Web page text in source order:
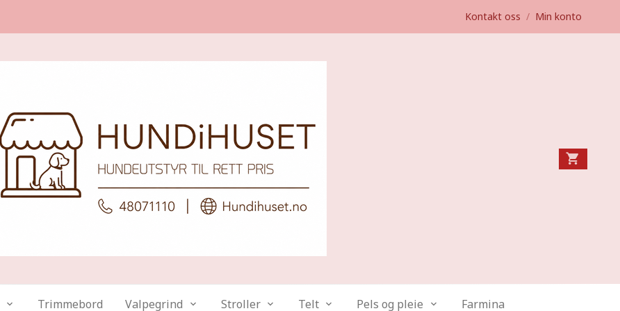
Kontakt oss / Min konto
Trimmebord Valpegrind Stroller Telt Pels og pleie Farmina